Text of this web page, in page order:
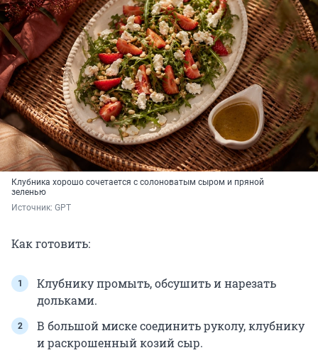
Клубника хорошо сочетается с солоноватым сыром и пряной
зеленью
Источник: GPT
Как готовить:
Клубнику промыть, обсушить и нарезать
дольками.
В большой миске соединить руколу, клубнику
и раскрошенный козий сыр.